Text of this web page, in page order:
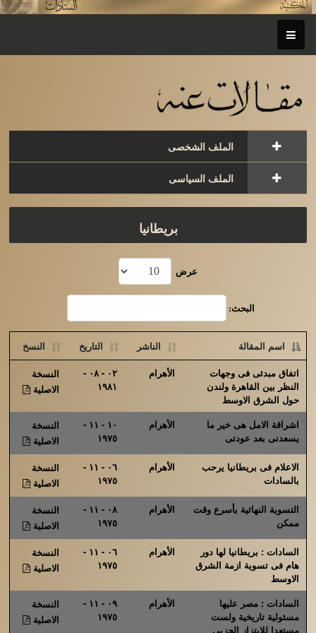
الملف الشخصى
الملف السياسى
بريطانيا
عرض
البحث:
اسم المقالة الناشر التاريخ
النسخ
اتفاق مبدئى فى وجهات
النظر بين القاهرة ولندن
حول الشرق الاوسط
الأهرام
٠٢ - ٠٨ -
١٩٨١
النسخة
الاصلية
اشراقة الامل هى خير ما
يسعدنى بعد عودتى
الأهرام
١٠ - ١١ -
١٩٧٥
النسخة
الاصلية
الاعلام فى بريطانيا يرحب
بالسادات
الأهرام
٠٦ - ١١ -
١٩٧٥
النسخة
الاصلية
التسوية النهائية بأسرع وقت
ممكن
الأهرام
٠٨ - ١١ -
١٩٧٥
النسخة
الاصلية
السادات : بريطانيا لها دور
هام فى تسوية ازمة الشرق
الاوسط
الأهرام
٠٦ - ١١ -
١٩٧٥
النسخة
الاصلية
السادات : مصر عليها
مسئولية تاريخية ولست
مستعدا للابتزاز الحزبى
الأهرام
٠٩ - ١١ -
١٩٧٥
النسخة
الاصلية